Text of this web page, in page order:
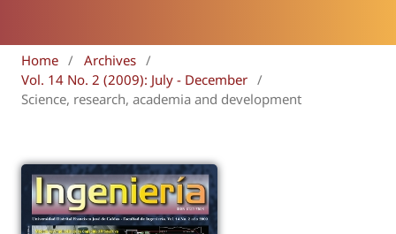
Home / Archives /
Vol. 14 No. 2 (2009): July - December /
Science, research, academia and development